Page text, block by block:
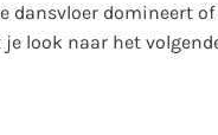
dansvloer domineert
look naar het